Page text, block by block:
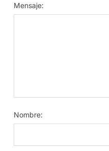
Mensaje:
Nombre: